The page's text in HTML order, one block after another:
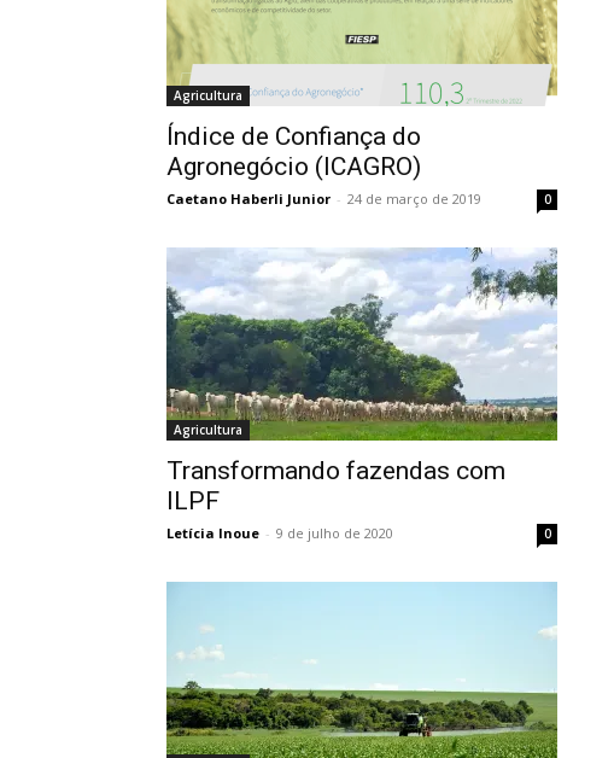
Agricultura
Índice de Confiança do
Agronegócio (ICAGRO)
Caetano Haberli Junior - 24 de março de 2019 0
Agricultura
Transformando fazendas com
ILPF
Letícia Inoue - 9 de julho de 2020 0